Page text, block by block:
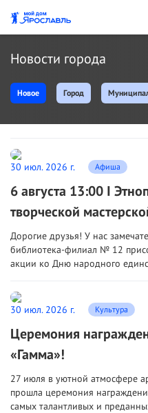
Новости города
Новое Город
30 июл. 2026 г. Афиша
6 августа 13:00 I
творческой
Дорогие друзья! У нас
библиотека-филиал № 12
акции ко Дню народного
30 июл. 2026 г. Культура
Церемония
«Гамма»!
27 июля в уютной атмосфере
прошла церемония
самых талантливых и